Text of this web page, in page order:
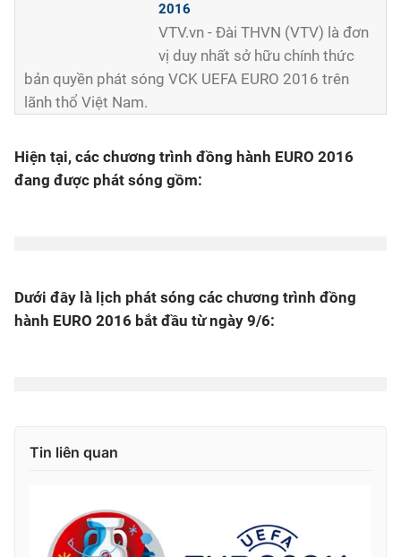
2016
VTV.vn - Đài THVN (VTV) là đơn
vị duy nhất sở hữu chính thức
bản quyền phát sóng VCK UEFA EURO 2016 trên
lãnh thổ Việt Nam.
Hiện tại, các chương trình đồng hành EURO 2016
đang được phát sóng gồm:
Dưới đây là lịch phát sóng các chương trình đồng
hành EURO 2016 bắt đầu từ ngày 9/6:
Tin liên quan